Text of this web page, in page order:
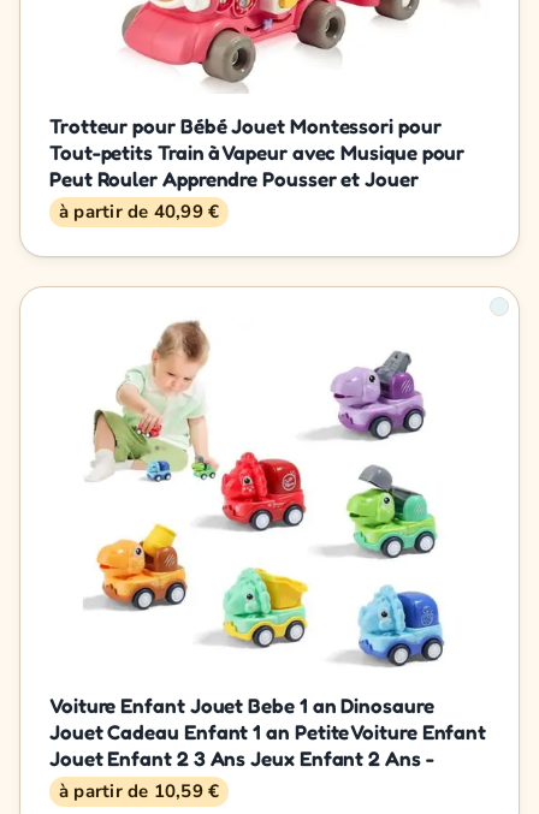
Trotteur pour Bébé Jouet Montessori pour
Tout-petits Train à Vapeur avec Musique pour
Peut Rouler Apprendre Pousser et Jouer
à partir de 40,99 €
Voiture Enfant Jouet Bebe 1 an Dinosaure
Jouet Cadeau Enfant 1 an Petite Voiture Enfant
Jouet Enfant 2 3 Ans Jeux Enfant 2 Ans -
à partir de 10,59 €